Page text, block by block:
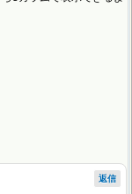
返信